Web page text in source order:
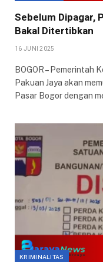
Sebelum Dipagar,
Bakal Ditertibkan
16 JUNI 2025
BOGOR – Pemerintah
Pakuan Jaya akan
Pasar Bogor dengan
KRIMINALITAS